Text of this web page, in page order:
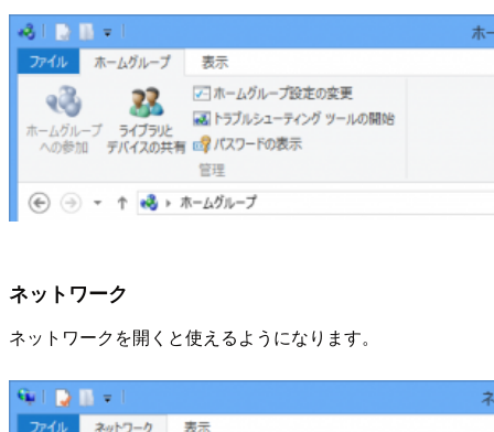
ネットワーク
ネットワークを開くと使えるようになります。